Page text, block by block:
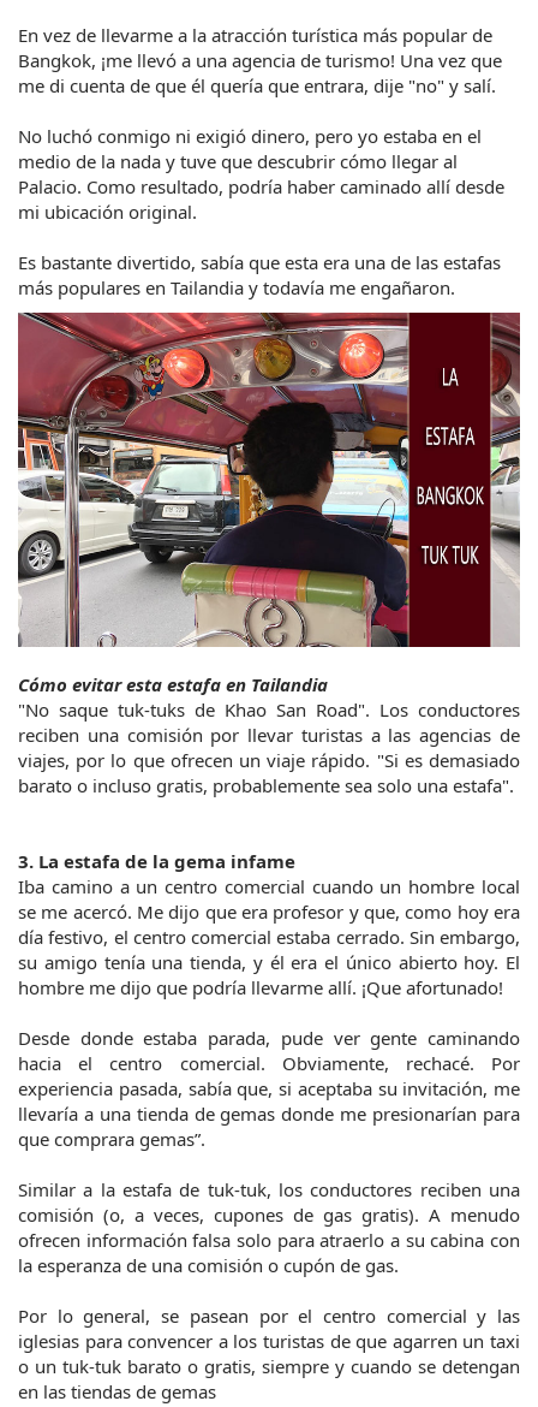
En vez de llevarme a la atracción turística más popular de
Bangkok, ¡me llevó a una agencia de turismo! Una vez que
me di cuenta de que él quería que entrara, dije "no" y salí.
No luchó conmigo ni exigió dinero, pero yo estaba en el
medio de la nada y tuve que descubrir cómo llegar al
Palacio. Como resultado, podría haber caminado allí desde
mi ubicación original.
Es bastante divertido, sabía que esta era una de las estafas
más populares en Tailandia y todavía me engañaron.
Cómo evitar esta estafa en Tailandia
"No saque tuk-tuks de Khao San Road". Los conductores
reciben una comisión por llevar turistas a las agencias de
viajes, por lo que ofrecen un viaje rápido. "Si es demasiado
barato o incluso gratis, probablemente sea solo una estafa".
3. La estafa de la gema infame
Iba camino a un centro comercial cuando un hombre local
se me acercó. Me dijo que era profesor y que, como hoy era
día festivo, el centro comercial estaba cerrado. Sin embargo,
su amigo tenía una tienda, y él era el único abierto hoy. El
hombre me dijo que podría llevarme allí. ¡Que afortunado!
Desde donde estaba parada, pude ver gente caminando
hacia el centro comercial. Obviamente, rechacé. Por
experiencia pasada, sabía que, si aceptaba su invitación, me
llevaría a una tienda de gemas donde me presionarían para
que comprara gemas”.
Similar a la estafa de tuk-tuk, los conductores reciben una
comisión (o, a veces, cupones de gas gratis). A menudo
ofrecen información falsa solo para atraerlo a su cabina con
la esperanza de una comisión o cupón de gas.
Por lo general, se pasean por el centro comercial y las
iglesias para convencer a los turistas de que agarren un taxi
o un tuk-tuk barato o gratis, siempre y cuando se detengan
en las tiendas de gemas